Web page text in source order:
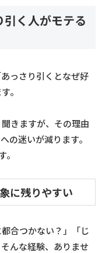
く人がモテる
っさり引くとなぜ好
。
きますが、その理由
の迷いが減ります。
に残りやすい
合つかない？」「じ
んな経験、ありませ